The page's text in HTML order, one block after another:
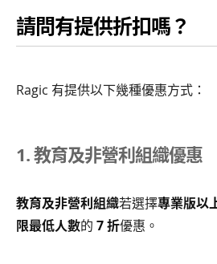
請問有提供折扣嗎？
Ragic 有提供以下幾種優惠方式：
1. 教育及非營利組織優惠
教育及非營利組織若選擇專業版以
限最低人數的 7 折優惠。